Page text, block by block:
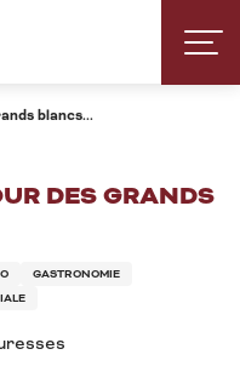
blancs...
DES GRANDS
GASTRONOMIE